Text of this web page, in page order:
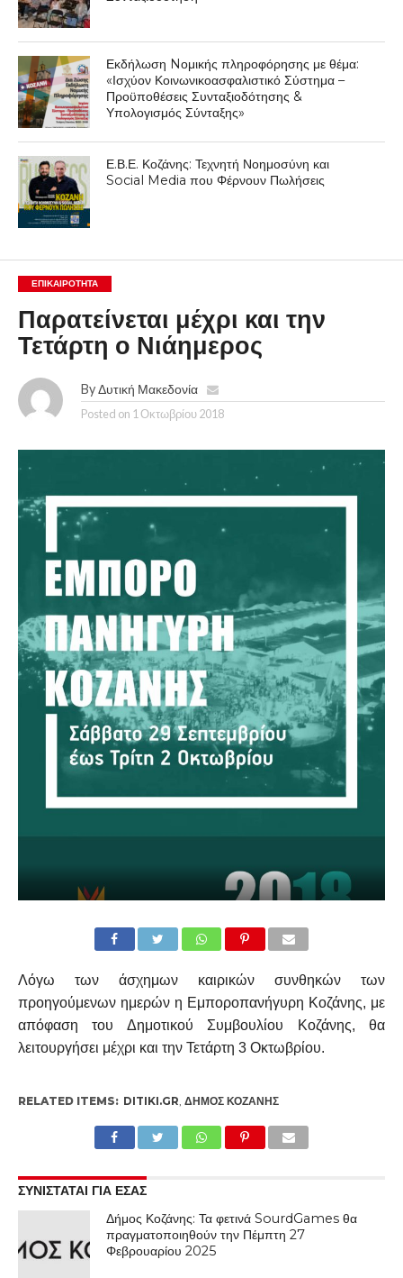
Εκδήλωση Nομικής πληροφόρησης με θέμα:
«Ισχύον Κοινωνικοασφαλιστικό Σύστημα –
Προϋποθέσεις Συνταξιοδότησης &
Υπολογισμός Σύνταξης»
Ε.Β.Ε. Κοζάνης: Τεχνητή Νοημοσύνη και
Social Media που Φέρνουν Πωλήσεις
ΕΠΙΚΑΙΡΟΤΗΤΑ
Παρατείνεται μέχρι και την
Τετάρτη ο Νιάημερος
By Δυτική Μακεδονία
Posted on 1 Οκτωβρίου 2018
Λόγω των άσχημων καιρικών συνθηκών των
προηγούμενων ημερών η Εμποροπανήγυρη Κοζάνης, με
απόφαση του Δημοτικού Συμβουλίου Κοζάνης, θα
λειτουργήσει μέχρι και την Τετάρτη 3 Οκτωβρίου.
RELATED ITEMS: DITIKI.GR, ΔΉΜΟΣ ΚΟΖΆΝΗΣ
ΣΥΝΙΣΤΑΤΑΙ ΓΙΑ ΕΣΑΣ
Δήμος Κοζάνης: Τα φετινά SourdGames θα
πραγματοποιηθούν την Πέμπτη 27
Φεβρουαρίου 2025